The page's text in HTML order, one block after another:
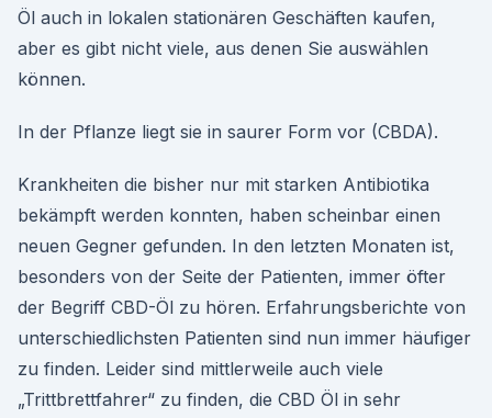
Öl auch in lokalen stationären Geschäften kaufen,
aber es gibt nicht viele, aus denen Sie auswählen
können.
In der Pflanze liegt sie in saurer Form vor (CBDA).
Krankheiten die bisher nur mit starken Antibiotika
bekämpft werden konnten, haben scheinbar einen
neuen Gegner gefunden. In den letzten Monaten ist,
besonders von der Seite der Patienten, immer öfter
der Begriff CBD-Öl zu hören. Erfahrungsberichte von
unterschiedlichsten Patienten sind nun immer häufiger
zu finden. Leider sind mittlerweile auch viele
„Trittbrettfahrer“ zu finden, die CBD Öl in sehr